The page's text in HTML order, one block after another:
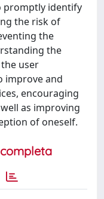
promptly identify
the risk of
the
the
user
improve and
encouraging
as improving
of oneself.